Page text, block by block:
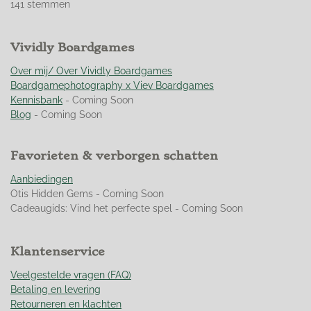
n
:
4
.
9
3
5
4
6
9
9
1
s
r
r
r
e
n
r
r
e
n
r
r
e
n
r
r
e
n
n
141 stemmen
Vividly Boardgames
Over mij/ Over Vividly Boardgames
Boardgamephotography x Viev Boardgames
Kennisbank - Coming Soon
Blog - Coming Soon
Favorieten & verborgen schatten
Aanbiedingen
Otis Hidden Gems - Coming Soon
Cadeaugids: Vind het perfecte spel - Coming Soon
Klantenservice
Veelgestelde vragen (FAQ)
Betaling en levering
Retourneren en klachten